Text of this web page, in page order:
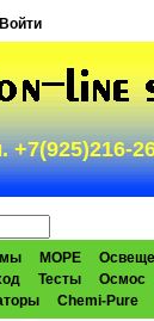
Войти
+7(925)216-
МОРЕ
Тесты
Осмос
Chemi-Pure